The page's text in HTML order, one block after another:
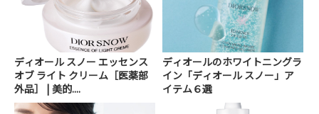
ディオール スノー エッセンス
オブ ライト クリーム［医薬部
外品］ | 美的....
ディオールのホワイトニングラ
イン「ディオール スノー」ア
イテム６選